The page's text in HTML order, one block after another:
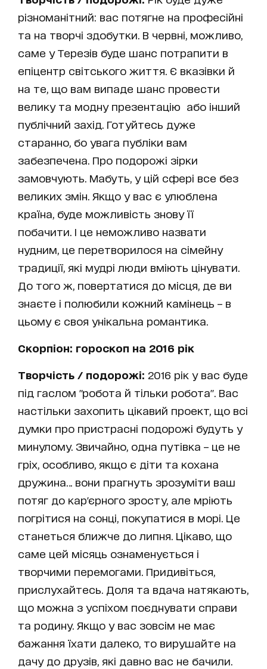
різноманітний: вас потягне на професійні
та на творчі здобутки. В червні, можливо,
саме у Терезів буде шанс потрапити в
епіцентр світського життя. Є вказівки й
на те, що вам випаде шанс провести
велику та модну презентацію або інший
публічний захід. Готуйтесь дуже
старанно, бо увага публіки вам
забезпечена. Про подорожі зірки
замовчують. Мабуть, у цій сфері все без
великих змін. Якщо у вас є улюблена
країна, буде можливість знову її
побачити. І це неможливо назвати
нудним, це перетворилося на сімейну
традиції, які мудрі люди вміють цінувати.
До того ж, повертатися до місця, де ви
знаєте і полюбили кожний камінець – в
цьому є своя унікальна романтика.
Скорпіон: гороскоп на 2016 рік
Творчість / подорожі: 2016 рік у вас буде
під гаслом "робота й тільки робота". Вас
настільки захопить цікавий проект, що всі
думки про пристрасні подорожі будуть у
минулому. Звичайно, одна путівка – це не
гріх, особливо, якщо є діти та кохана
дружина… вони прагнуть зрозуміти ваш
потяг до кар'єрного зросту, але мріють
погрітися на сонці, покупатися в морі. Це
станеться ближче до липня. Цікаво, що
саме цей місяць ознаменується і
творчими перемогами. Придивіться,
прислухайтесь. Доля та вдача натякають,
що можна з успіхом поєднувати справи
та родину. Якщо у вас зовсім не має
бажання їхати далеко, то вирушайте на
дачу до друзів, які давно вас не бачили.